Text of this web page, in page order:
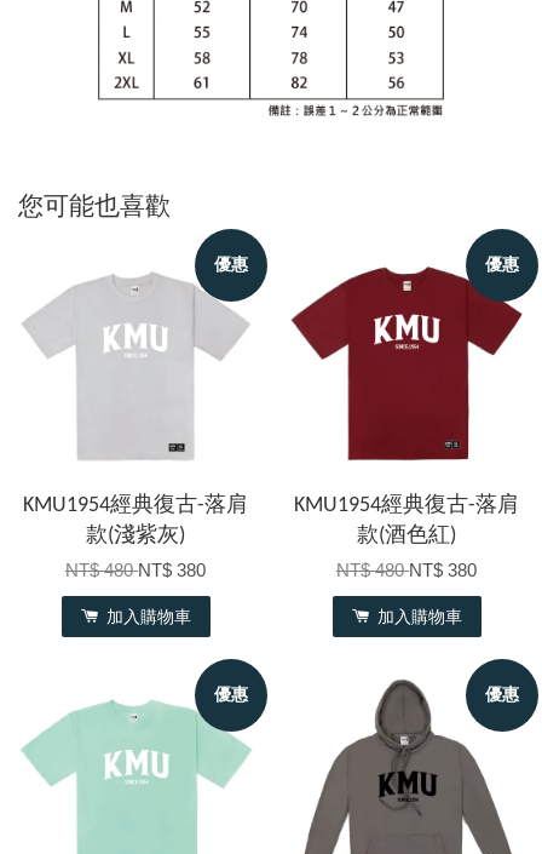
您可能也喜歡
優惠
KMU1954經典復古-落肩
款(淺紫灰)
NT$ 480NT$ 380
加入購物車
優惠
KMU1954經典復古-落肩
款(酒色紅)
NT$ 480NT$ 380
加入購物車
優惠 優惠